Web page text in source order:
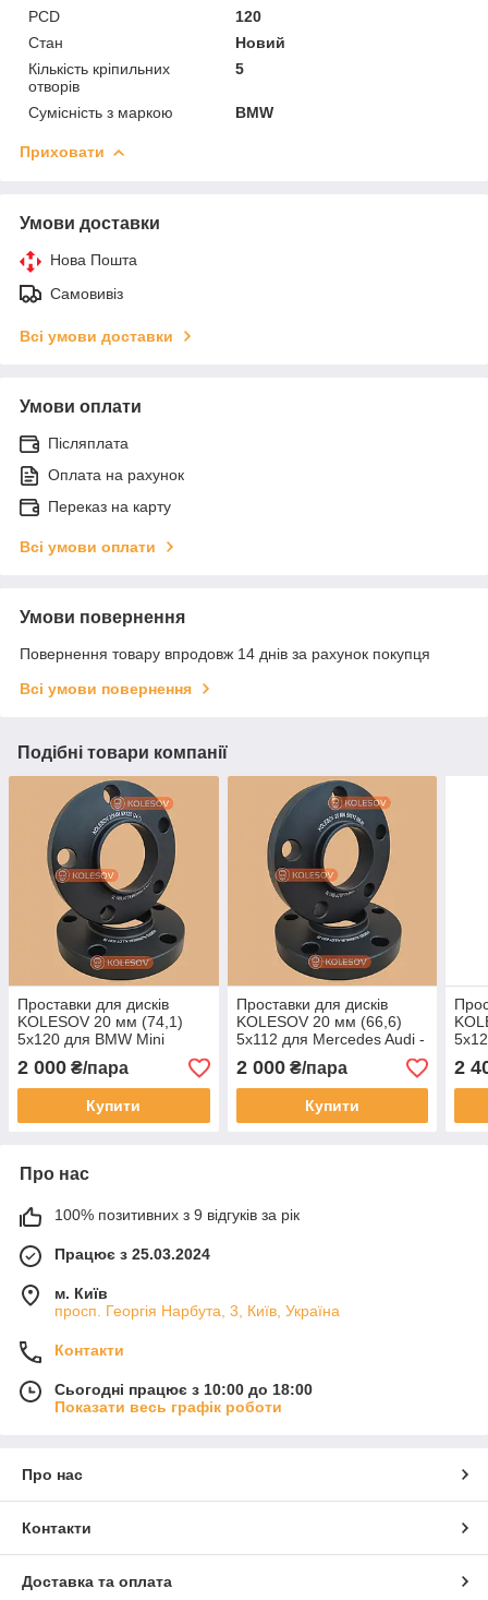
PCD
120
Стан
Новий
Кількість кріпильних
отворів
5
Сумісність з маркою BMW
Приховати
Умови доставки
Нова Пошта
Самовивіз
Всі умови доставки
Умови оплати
Післяплата
Оплата на рахунок
Переказ на карту
Всі умови оплати
Умови повернення
Повернення товару впродовж 14 днів за рахунок покупця
Всі умови повернення
Подібні товари компанії
Проставки для дисків
KOLESOV 20 мм (74,1)
5х120 для BMW Mini
2 000 ₴/пара
Купити
Проставки для дисків
KOLESOV 20 мм (66,6)
5х112 для Mercedes Audi -
Mini BMW 2018+
2 000₴/пара
Купити
2
Про нас
100% позитивних з 9 відгуків за рік
Працює з 25.03.2024
м. Київ
просп. Георгія Нарбута, 3, Київ, Україна
Контакти
Сьогодні працює з 10:00 до 18:00
Показати весь графік роботи
Про нас
Контакти
Доставка та оплата